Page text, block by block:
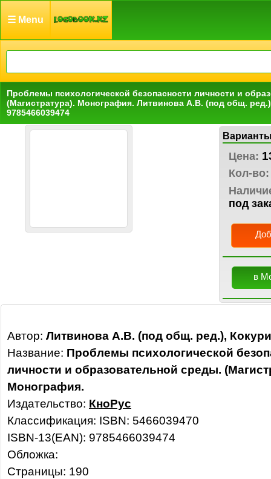
☰ Menu
Проблемы психологической безопасности личности и
(Магистратура). Монография. Литвинова А.В. (под общ.
9785466039474
Цена:
Кол-во:
под
в
Автор: Литвинова А.В. (под общ. ред.),
Название: Проблемы психологической
личности и образовательной среды.
Монография.
Издательство: КноРус
Классификация: ISBN: 5466039470
ISBN-13(EAN): 9785466039474
Обложка:
Страницы: 190